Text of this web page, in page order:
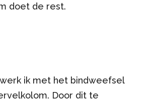
doet de rest.
werk ik met het bindweefsel
Door dit te